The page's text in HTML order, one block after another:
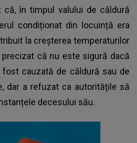
că, în timpul valului de căldură
condiționat din locuință era
la creșterea temperaturilor
precizat că nu este sigură dacă
fost cauzată de căldură sau de
dar a refuzat ca autoritățile să
decesului său.